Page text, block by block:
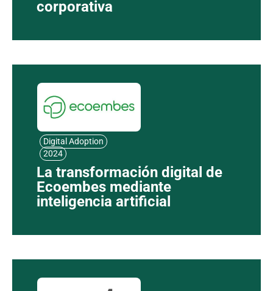
corporativa
Digital Adoption
2024
La transformación digital de
Ecoembes mediante
inteligencia artificial